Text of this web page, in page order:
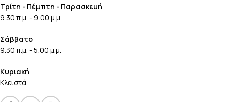
Τρίτη - Πέμπτη - Παρασκευή
9.30 π.μ. - 9.00 μ.μ.
Σάββατο
9.30 π.μ. - 5.00 μ.μ.
Κυριακή
Κλειστά